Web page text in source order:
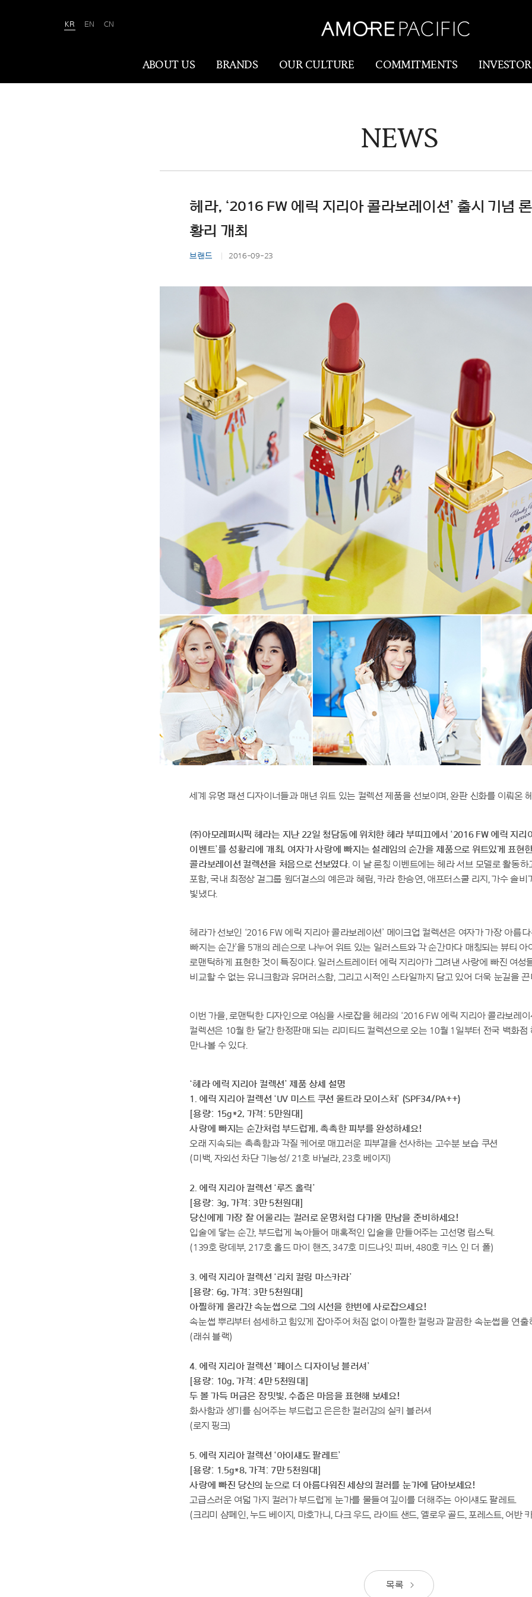
KR EN CN
ABOUT US
나이·성별·문화에 상관없이 전 세계 모든
이가 자신만의 아름다움을 실현할 수
있도록 ‘New Beauty’라는 아름다움의
Amorepacific
Our Values
BRANDS OUR CULTURE COMMITMENTS
NEWS
헤라, ‘2016 FW 에릭 지리아 콜라보레이션’ 출시 기념
황리 개최
브랜드 2016-09-23
세계 유명 패션 디자이너들과 매년 위트 있는 컬렉션 제품을 선보이며, 완판 신화를 이뤄온
㈜아모레퍼시픽 헤라는 지난 22일 청담동에 위치한 헤라 부띠끄에서 ‘2016 FW 에릭 지리
이벤트’를 성황리에 개최, 여자가 사랑에 빠지는 설레임의 순간을 제품으로 위트있게 표현
콜라보레이션 컬렉션을 처음으로 선보였다. 이 날 론칭 이벤트에는 헤라 서브 모델로 활동하
포함, 국내 최정상 걸그룹 원더걸스의 예은과 혜림, 카라 한승연, 애프터스쿨 리지, 가수 솔비
빛냈다.
헤라가 선보인 ‘2016 FW 에릭 지리아 콜라보레이션’ 메이크업 컬렉션은 여자가 가장 아름다
빠지는 순간’을 5개의 레슨으로 나누어 위트 있는 일러스트와 각 순간마다 매칭되는 뷰티
로맨틱하게 표현한 것이 특징이다. 일러스트레이터 에릭 지리아가 그려낸 사랑에 빠진 여성
비교할 수 없는 유니크함과 유머러스함, 그리고 시적인 스타일까지 담고 있어 더욱 눈길을 끈
이번 가을, 로맨틱한 디자인으로 여심을 사로잡을 헤라의 ‘2016 FW 에릭 지리아 콜라보레이
컬렉션은 10월 한 달간 한정판매 되는 리미티드 컬렉션으로 오는 10월 1일부터 전국 백화점
만나볼 수 있다.
‘헤라 에릭 지리아 컬렉션’ 제품 상세 설명
1. 에릭 지리아 컬렉션 ‘UV 미스트 쿠션 울트라 모이스처’ (SPF34/PA++)
[용량: 15g*2, 가격: 5만원대]
사랑에 빠지는 순간처럼 부드럽게, 촉촉한 피부를 완성하세요!
오래 지속되는 촉촉함과 각질 케어로 매끄러운 피부결을 선사하는 고수분 보습 쿠션
(미백, 자외선 차단 기능성/ 21호 바닐라, 23호 베이지)
2. 에릭 지리아 컬렉션 ‘루즈 홀릭’
[용량: 3g, 가격: 3만 5천원대]
당신에게 가장 잘 어울리는 컬러로 운명처럼 다가올 만남을 준비하세요!
입술에 닿는 순간, 부드럽게 녹아들어 매혹적인 입술을 만들어주는 고선명 립스틱.
(139호 랑데부, 217호 홀드 마이 핸즈, 347호 미드나잇 피버, 480호 키스 인 더 폴)
3. 에릭 지리아 컬렉션 ‘리치 컬링 마스카라’
[용량: 6g, 가격: 3만 5천원대]
아찔하게 올라간 속눈썹으로 그의 시선을 한번에 사로잡으세요!
속눈썹 뿌리부터 섬세하고 힘있게 잡아주어 처짐 없이 아찔한 컬링과 깔끔한 속눈썹을 연출
(래쉬 블랙)
4. 에릭 지리아 컬렉션 ‘페이스 디자이닝 블러셔’
[용량: 10g, 가격: 4만 5천원대]
두 볼 가득 머금은 장밋빛, 수줍은 마음을 표현해 보세요!
화사함과 생기를 심어주는 부드럽고 은은한 컬러감의 실키 블러셔
(로지 핑크)
5. 에릭 지리아 컬렉션 ‘아이섀도 팔레트’
[용량: 1.5g*8, 가격: 7만 5천원대]
사랑에 빠진 당신의 눈으로 더 아름다워진 세상의 컬러를 눈가에 담아보세요!
고급스러운 여덟 가지 컬러가 부드럽게 눈가를 물들여 깊이를 더해주는 아이섀도 팔레트.
(크리미 샴폐인, 누드 베이지, 마호가니, 다크 우드, 라이트 샌드, 옐로우 골드, 포레스트, 어반
목록